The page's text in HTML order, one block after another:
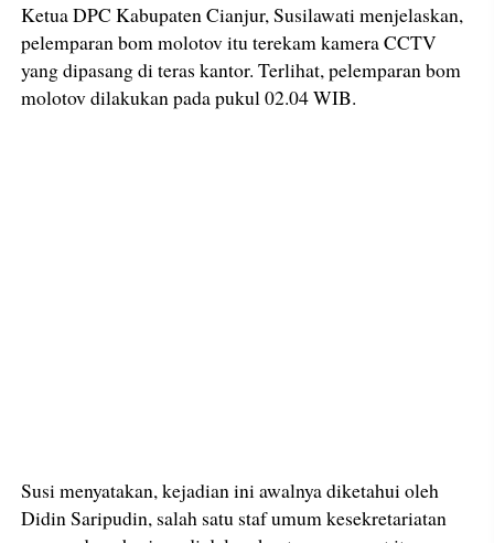
Ketua DPC Kabupaten Cianjur, Susilawati menjelaskan,
pelemparan bom molotov itu terekam kamera CCTV
yang dipasang di teras kantor. Terlihat, pelemparan bom
molotov dilakukan pada pukul 02.04 WIB.
Susi menyatakan, kejadian ini awalnya diketahui oleh
Didin Saripudin, salah satu staf umum kesekretariatan